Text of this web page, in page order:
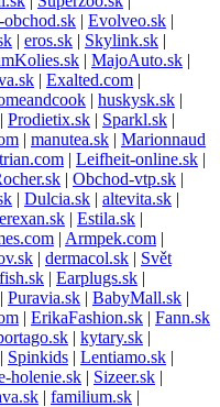
| Evolveo.sk |
| eros.sk | Skylink.sk |
| MajoAuto.sk |
| Exalted.com |
| huskysk.sk |
| Prodietix.sk | Sparkl.sk |
| manutea.sk | Marionnaud
| Leifheit-online.sk |
| Obchod-vtp.sk |
| Dulcia.sk | altevita.sk |
erexan.sk | Estila.sk |
| Armpek.com |
| dermacol.sk | Svět
| Earplugs.sk |
| Puravia.sk | BabyMall.sk |
| ErikaFashion.sk | Fann.sk
| kytary.sk |
| Spinkids | Lentiamo.sk |
holenie.sk | Sizeer.sk |
| familium.sk |